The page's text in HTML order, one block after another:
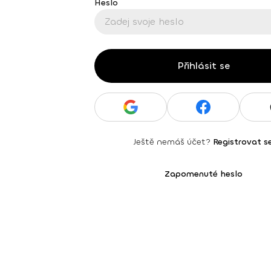
Heslo
Přihlásit se
Ještě nemáš účet? Registrovat
Zapomenuté heslo